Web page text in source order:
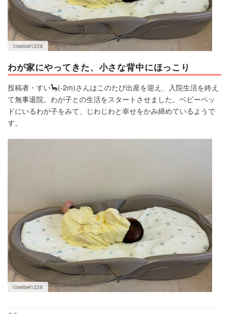
©swiswi1228
わが家にやってきた、小さな背中にほっこり
投稿者・すい🦕(-2m)さんはこのたび出産を迎え、入院生活を終え
て無事退院。わが子との生活をスタートさせました。ベビーベッ
ドにいるわが子をみて、じわじわと幸せをかみ締めているようで
す。
©swiswi1228